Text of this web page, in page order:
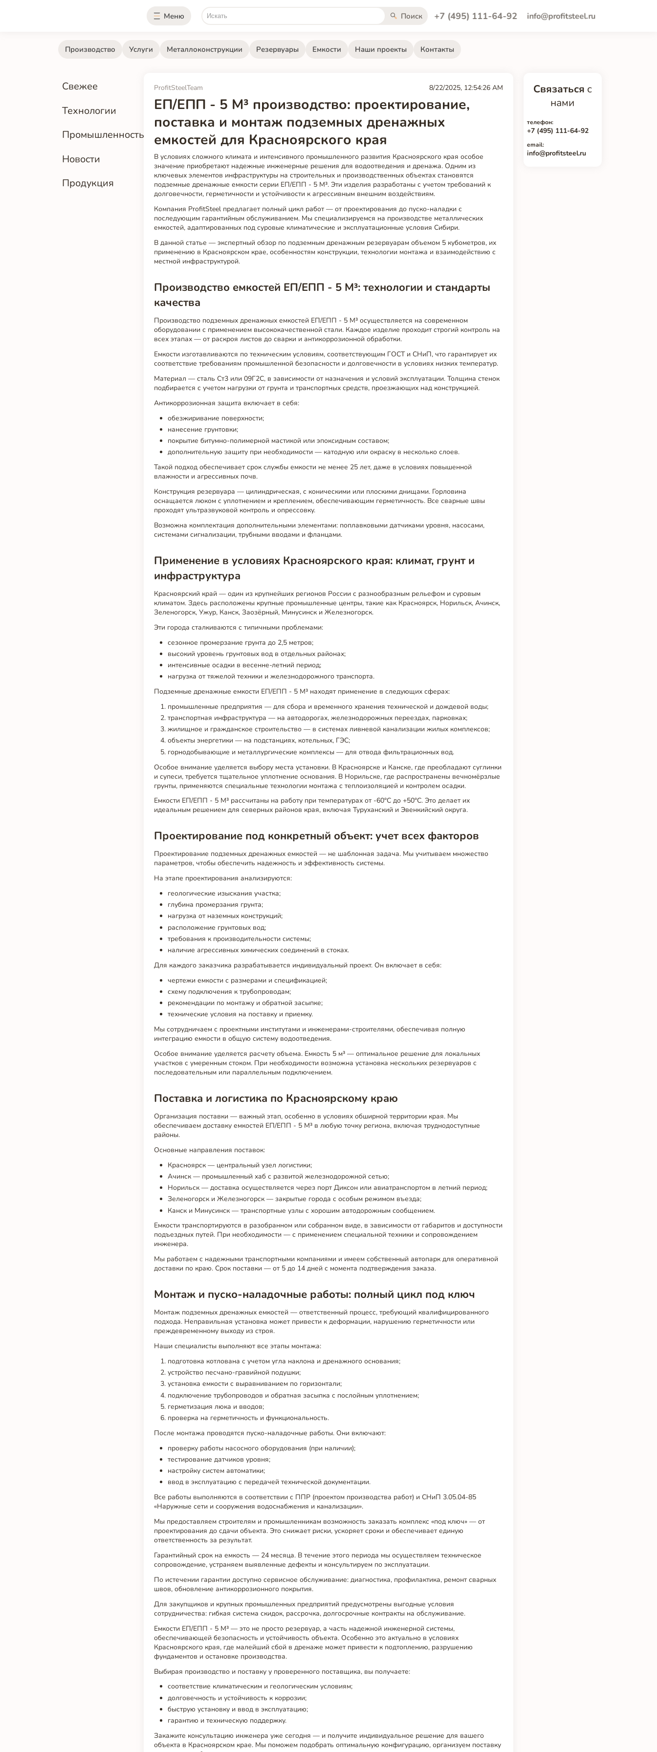
Меню Поиск +7 (495) 111-64-92 info@profitsteel.ru
Производство Услуги Металлоконструкции Резервуары Емкости Наши проекты Контакты
Свежее
Технологии
Промышленность
Новости
Продукция
ProfitSteelTeam 8/22/2025, 12:54:26 AM
ЕП/ЕПП - 5 М³ производство: проектирование,
поставка и монтаж подземных дренажных
емкостей для Красноярского края
В условиях сложного климата и интенсивного промышленного развития Красноярского края особое
значение приобретают надежные инженерные решения для водоотведения и дренажа. Одним из
ключевых элементов инфраструктуры на строительных и производственных объектах становятся
подземные дренажные емкости серии ЕП/ЕПП - 5 М³. Эти изделия разработаны с учетом требований к
долговечности, герметичности и устойчивости к агрессивным внешним воздействиям.
Компания ProfitSteel предлагает полный цикл работ — от проектирования до пуско-наладки с
последующим гарантийным обслуживанием. Мы специализируемся на производстве металлических
емкостей, адаптированных под суровые климатические и эксплуатационные условия Сибири.
В данной статье — экспертный обзор по подземным дренажным резервуарам объемом 5 кубометров, их
применению в Красноярском крае, особенностям конструкции, технологии монтажа и взаимодействию с
местной инфраструктурой.
Производство емкостей ЕП/ЕПП - 5 М³: технологии и стандарты
качества
Производство подземных дренажных емкостей ЕП/ЕПП - 5 М³ осуществляется на современном
оборудовании с применением высококачественной стали. Каждое изделие проходит строгий контроль на
всех этапах — от раскроя листов до сварки и антикоррозионной обработки.
Емкости изготавливаются по техническим условиям, соответствующим ГОСТ и СНиП, что гарантирует их
соответствие требованиям промышленной безопасности и долговечности в условиях низких температур.
Материал — сталь Ст3 или 09Г2С, в зависимости от назначения и условий эксплуатации. Толщина стенок
подбирается с учетом нагрузки от грунта и транспортных средств, проезжающих над конструкцией.
Антикоррозионная защита включает в себя:
обезжиривание поверхности;
нанесение грунтовки;
покрытие битумно-полимерной мастикой или эпоксидным составом;
дополнительную защиту при необходимости — катодную или окраску в несколько слоев.
Такой подход обеспечивает срок службы емкости не менее 25 лет, даже в условиях повышенной
влажности и агрессивных почв.
Конструкция резервуара — цилиндрическая, с коническими или плоскими днищами. Горловина
оснащается люком с уплотнением и креплением, обеспечивающим герметичность. Все сварные швы
проходят ультразвуковой контроль и опрессовку.
Возможна комплектация дополнительными элементами: поплавковыми датчиками уровня, насосами,
системами сигнализации, трубными вводами и фланцами.
Применение в условиях Красноярского края: климат, грунт и
инфраструктура
Красноярский край — один из крупнейших регионов России с разнообразным рельефом и суровым
климатом. Здесь расположены крупные промышленные центры, такие как Красноярск, Норильск, Ачинск,
Зеленогорск, Ужур, Канск, Заозёрный, Минусинск и Железногорск.
Эти города сталкиваются с типичными проблемами:
сезонное промерзание грунта до 2,5 метров;
высокий уровень грунтовых вод в отдельных районах;
интенсивные осадки в весенне-летний период;
нагрузка от тяжелой техники и железнодорожного транспорта.
Подземные дренажные емкости ЕП/ЕПП - 5 М³ находят применение в следующих сферах:
промышленные предприятия — для сбора и временного хранения технической и дождевой воды;
транспортная инфраструктура — на автодорогах, железнодорожных переездах, парковках;
жилищное и гражданское строительство — в системах ливневой канализации жилых комплексов;
объекты энергетики — на подстанциях, котельных, ГЭС;
горнодобывающие и металлургические комплексы — для отвода фильтрационных вод.
Особое внимание уделяется выбору места установки. В Красноярске и Канске, где преобладают суглинки
и супеси, требуется тщательное уплотнение основания. В Норильске, где распространены вечномёрзлые
грунты, применяются специальные технологии монтажа с теплоизоляцией и контролем осадки.
Емкости ЕП/ЕПП - 5 М³ рассчитаны на работу при температурах от -60°C до +50°C. Это делает их
идеальным решением для северных районов края, включая Туруханский и Эвенкийский округа.
Проектирование под конкретный объект: учет всех факторов
Проектирование подземных дренажных емкостей — не шаблонная задача. Мы учитываем множество
параметров, чтобы обеспечить надежность и эффективность системы.
На этапе проектирования анализируются:
геологические изыскания участка;
глубина промерзания грунта;
нагрузка от наземных конструкций;
расположение грунтовых вод;
требования к производительности системы;
наличие агрессивных химических соединений в стоках.
Для каждого заказчика разрабатывается индивидуальный проект. Он включает в себя:
чертежи емкости с размерами и спецификацией;
схему подключения к трубопроводам;
рекомендации по монтажу и обратной засыпке;
технические условия на поставку и приемку.
Мы сотрудничаем с проектными институтами и инженерами-строителями, обеспечивая полную
интеграцию емкости в общую систему водоотведения.
Особое внимание уделяется расчету объема. Емкость 5 м³ — оптимальное решение для локальных
участков с умеренным стоком. При необходимости возможна установка нескольких резервуаров с
последовательным или параллельным подключением.
Поставка и логистика по Красноярскому краю
Организация поставки — важный этап, особенно в условиях обширной территории края. Мы
обеспечиваем доставку емкостей ЕП/ЕПП - 5 М³ в любую точку региона, включая труднодоступные
районы.
Основные направления поставок:
Красноярск — центральный узел логистики;
Ачинск — промышленный хаб с развитой железнодорожной сетью;
Норильск — доставка осуществляется через порт Диксон или авиатранспортом в летний период;
Зеленогорск и Железногорск — закрытые города с особым режимом въезда;
Канск и Минусинск — транспортные узлы с хорошим автодорожным сообщением.
Емкости транспортируются в разобранном или собранном виде, в зависимости от габаритов и доступности
подъездных путей. При необходимости — с применением специальной техники и сопровождением
инженера.
Мы работаем с надежными транспортными компаниями и имеем собственный автопарк для оперативной
доставки по краю. Срок поставки — от 5 до 14 дней с момента подтверждения заказа.
Монтаж и пуско-наладочные работы: полный цикл под ключ
Монтаж подземных дренажных емкостей — ответственный процесс, требующий квалифицированного
подхода. Неправильная установка может привести к деформации, нарушению герметичности или
преждевременному выходу из строя.
Наши специалисты выполняют все этапы монтажа:
подготовка котлована с учетом угла наклона и дренажного основания;
устройство песчано-гравийной подушки;
установка емкости с выравниванием по горизонтали;
подключение трубопроводов и обратная засыпка с послойным уплотнением;
герметизация люка и вводов;
проверка на герметичность и функциональность.
После монтажа проводятся пуско-наладочные работы. Они включают:
проверку работы насосного оборудования (при наличии);
тестирование датчиков уровня;
настройку систем автоматики;
ввод в эксплуатацию с передачей технической документации.
Все работы выполняются в соответствии с ППР (проектом производства работ) и СНиП 3.05.04-85
«Наружные сети и сооружения водоснабжения и канализации».
Мы предоставляем строителям и промышленникам возможность заказать комплекс «под ключ» — от
проектирования до сдачи объекта. Это снижает риски, ускоряет сроки и обеспечивает единую
ответственность за результат.
Гарантийный срок на емкость — 24 месяца. В течение этого периода мы осуществляем техническое
сопровождение, устраняем выявленные дефекты и консультируем по эксплуатации.
По истечении гарантии доступно сервисное обслуживание: диагностика, профилактика, ремонт сварных
швов, обновление антикоррозионного покрытия.
Для закупщиков и крупных промышленных предприятий предусмотрены выгодные условия
сотрудничества: гибкая система скидок, рассрочка, долгосрочные контракты на обслуживание.
Емкости ЕП/ЕПП - 5 М³ — это не просто резервуар, а часть надежной инженерной системы,
обеспечивающей безопасность и устойчивость объекта. Особенно это актуально в условиях
Красноярского края, где малейший сбой в дренаже может привести к подтоплению, разрушению
фундаментов и остановке производства.
Выбирая производство и поставку у проверенного поставщика, вы получаете:
соответствие климатическим и геологическим условиям;
долговечность и устойчивость к коррозии;
быструю установку и ввод в эксплуатацию;
гарантию и техническую поддержку.
Закажите консультацию инженера уже сегодня — и получите индивидуальное решение для вашего
объекта в Красноярском крае. Мы поможем подобрать оптимальную конфигурацию, организуем поставку
Связаться с
нами
телефон:
+7 (495) 111-64-92
email:
info@profitsteel.ru